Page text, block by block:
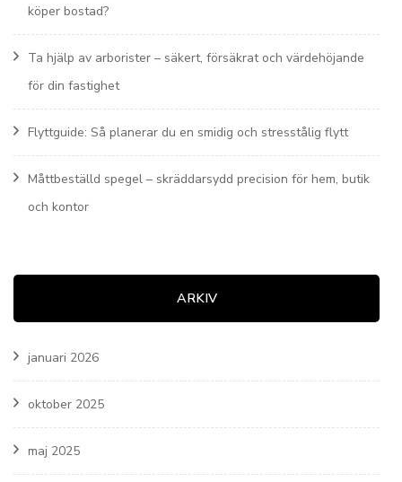
köper bostad?
Ta hjälp av arborister – säkert, försäkrat och värdehöjande
för din fastighet
Flyttguide: Så planerar du en smidig och stresstålig flytt
Måttbeställd spegel – skräddarsydd precision för hem, butik
och kontor
ARKIV
januari 2026
oktober 2025
maj 2025